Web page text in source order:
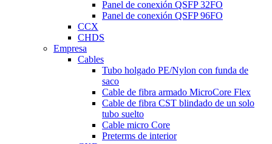
Panel de conexión QSFP 32FO
Panel de conexión QSFP 96FO
CCX
CHDS
Empresa
Cables
Tubo holgado PE/Nylon con funda de
saco
Cable de fibra armado MicroCore Flex
Cable de fibra CST blindado de un solo
tubo suelto
Cable micro Core
Preterms de interior